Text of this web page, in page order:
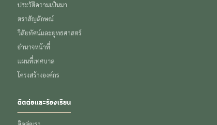
ประวัติความเป็นมา
ตราสัญลักษณ์
วิสัยทัศน์และยุทธศาสตร์
อำนาจหน้าที่
แผนที่เทศบาล
โครงสร้างองค์กร
ติดต่อและร้องเรียน